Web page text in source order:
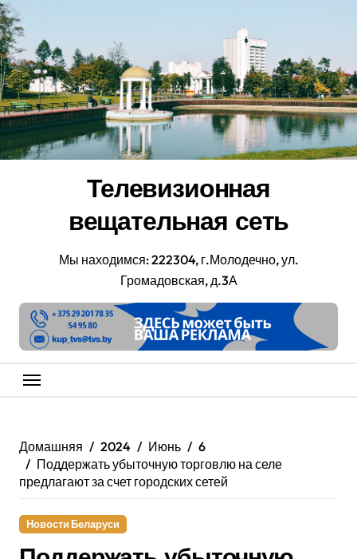
Перейти
к
содержанию
Телевизионная
вещательная сеть
Мы находимся: 222304, г.Молодечно, ул.
Громадовская, д.3А
Домашняя 2024 Июнь
6
Поддержать убыточную торговлю на селе
предлагают за счет городских сетей
Новости Беларуси